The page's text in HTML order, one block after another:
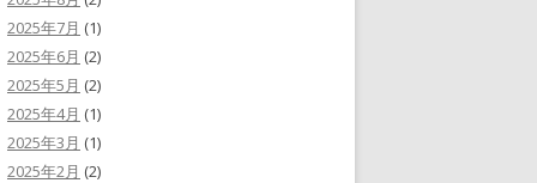
2025年7月 (1)
2025年6月 (2)
2025年5月 (2)
2025年4月 (1)
2025年3月 (1)
2025年2月 (2)